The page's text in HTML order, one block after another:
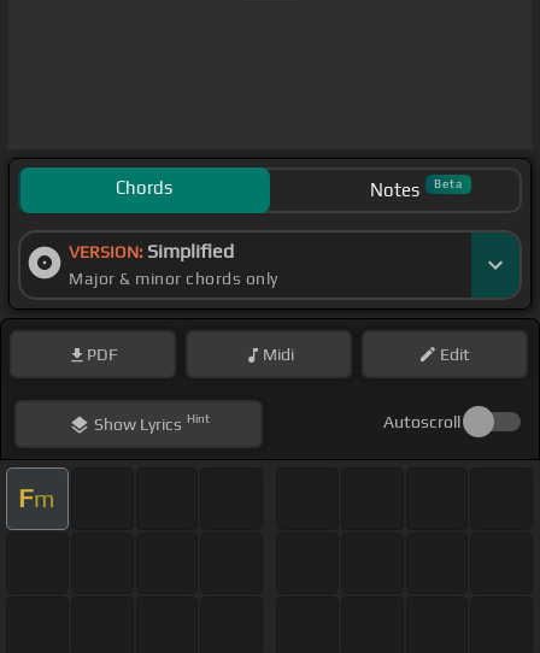
Chords Notes Beta
VERSION: Simplified
Major & minor chords only
PDF Midi Edit
ShowLyrics Hint Autoscroll
Fm